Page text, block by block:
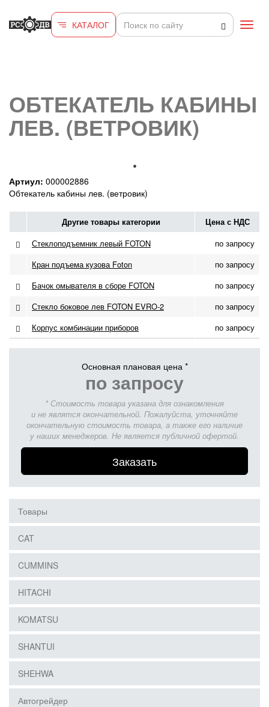
КАТАЛОГ
ОБТЕКАТЕЛЬ КАБИНЫ
ЛЕВ. (ВЕТРОВИК)
Артиул: 000002886
Обтекатель кабины лев. (ветровик)
Другие товары категории Цена с НДС
Стеклоподъемник левый FOTON
по запросу
Кран подъема кузова Foton
по запросу
Бачок омывателя в сборе FOTON
по запросу
Стекло боковое лев FOTON EVRO-2
по запросу
Корпус комбинации приборов
по запросу
Основная плановая цена *
по запросу
* Стоимость товара указана для ознакомления
и не являтся окончательной. Пожалуйста, уточняйте
окончательную стоимость товара, а также его наличие
у наших менеджеров. Не является публичной офертой.
Заказать
Товары
CAT
CUMMINS
HITACHI
KOMATSU
SHANTUI
SHEHWA
Автогрейдер